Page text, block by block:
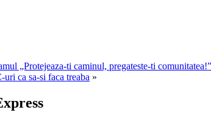
„Protejeaza-ti caminul, pregateste-ti comunitatea!”
ca sa-si faca treaba »